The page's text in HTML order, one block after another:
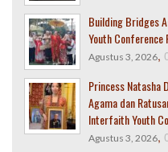
Building Bridges
Youth Conference
Agustus 3, 2026,
Princess Natasha
Agama dan
Interfaith Youth
Agustus 3, 2026,